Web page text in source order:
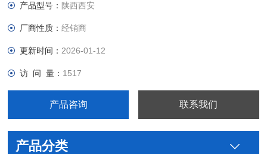
产品型号： 陕西西安
厂商性质：经销商
更新时间： 2026-01-12
访 问 量： 1517
产品咨询 联系我们
产品分类